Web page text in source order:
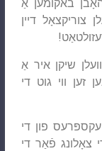
באקומען אַ
צוריקצאָל דיין
שיקן איר אַ
זען ווי גוט די
פון די
צאָלונג פֿאַר די